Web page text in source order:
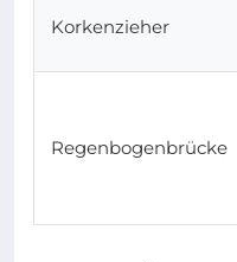
Korkenzieher
Regenbogenbrücke